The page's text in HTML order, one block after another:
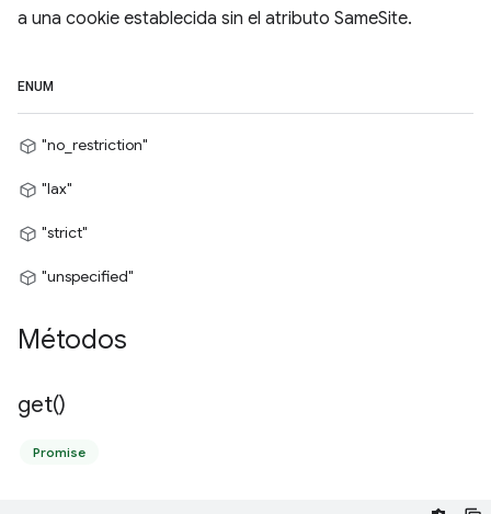
a una cookie establecida sin el atributo SameSite.
ENUM
"no_restriction"
"lax"
"strict"
"unspecified"
Métodos
get()
Promise